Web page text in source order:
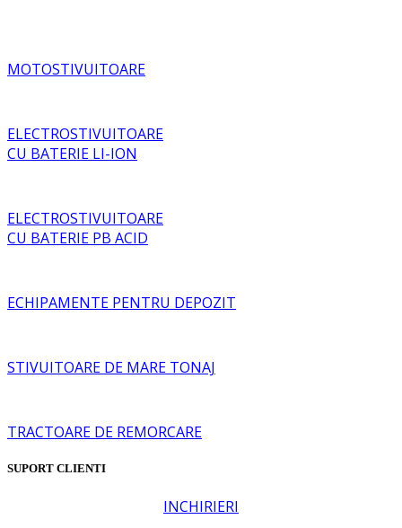
MOTOSTIVUITOARE
ELECTROSTIVUITOARE
CU BATERIE LI-ION
ELECTROSTIVUITOARE
CU BATERIE PB ACID
ECHIPAMENTE PENTRU DEPOZIT
STIVUITOARE DE MARE TONAJ
TRACTOARE DE REMORCARE
SUPORT CLIENTI
INCHIRIERI